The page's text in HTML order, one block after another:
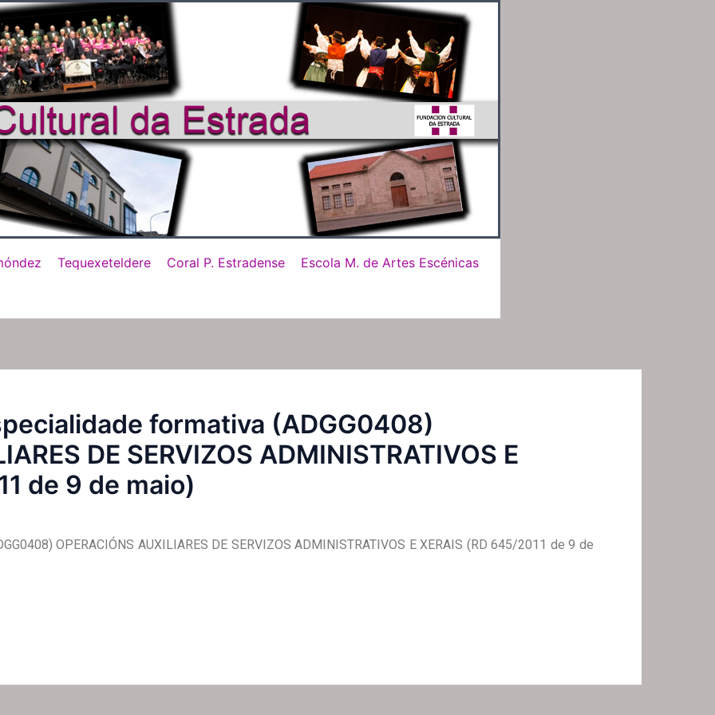
Tequexeteldere Coral P. Estradense
Escola M. de Artes Escénicas
formativa (ADGG0408)
DE SERVIZOS ADMINISTRATIVOS E
de 9 de maio)
OPERACIÓNS AUXILIARES DE SERVIZOS ADMINISTRATIVOS E XERAIS (RD 645/2011 de 9 de